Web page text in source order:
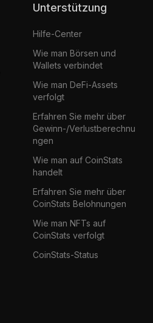
Unterstützung
Hilfe-Center
Wie man Börsen und
Wallets verbindet
Wie man DeFi-Assets
verfolgt
Erfahren Sie mehr über
Gewinn-/Verlustberechnu
ngen
Wie man auf CoinStats
handelt
Erfahren Sie mehr über
CoinStats Belohnungen
Wie man NFTs auf
CoinStats verfolgt
CoinStats-Status